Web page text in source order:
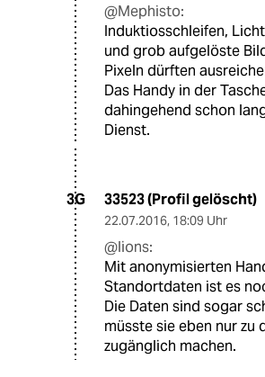
@Mephisto:
Induktiosschleifen,
und grob aufgelöste
Pixeln dürften
Das Handy in der
dahingehend schon
Dienst.
3G 33523 (Profil gelöscht)
22.07.2016, 18:09 Uhr
@lions:
Mit anonymisierten
Standortdaten ist es
Die Daten sind sogar
müsste sie eben nur zu
zugänglich machen.